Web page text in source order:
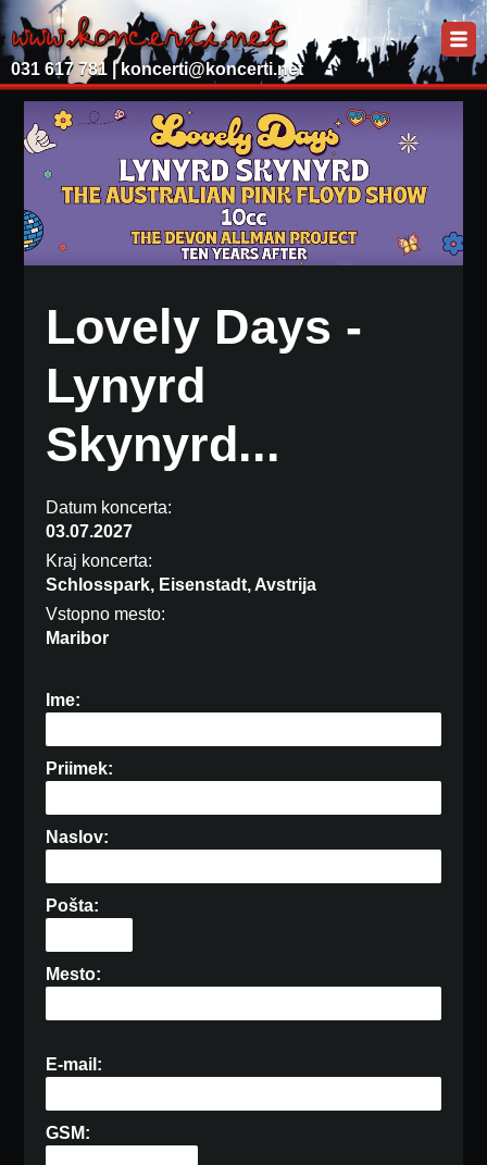
031 617 781 | koncerti@koncerti.net
Lovely Days -
Lynyrd
Skynyrd...
Datum koncerta:
03.07.2027
Kraj koncerta:
Schlosspark, Eisenstadt, Avstrija
Vstopno mesto:
Maribor
Ime:
Priimek:
Naslov:
Pošta:
Mesto:
E-mail:
GSM: